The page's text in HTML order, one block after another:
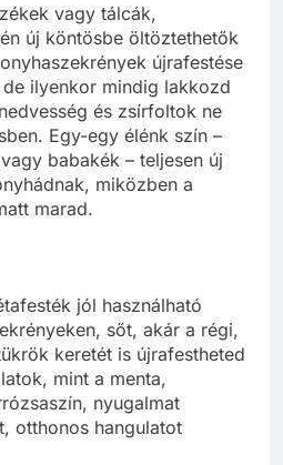
vagy tálcák,
új köntösbe öltöztethetők
újrafestése
ilyenkor mindig lakkozd
és zsírfoltok ne
Egy-egy élénk szín –
babakék – teljesen új
miközben a
marad.
jól használható
sőt, akár a régi,
keretét is újrafestheted
mint a menta,
nyugalmat
otthonos hangulatot